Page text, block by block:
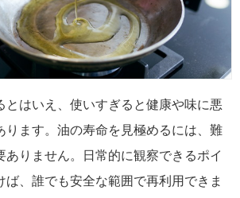
とはいえ、使いすぎると健康や味に悪
ります。油の寿命を見極めるには、難
ありません。日常的に観察できるポイ
ば、誰でも安全な範囲で再利用できま